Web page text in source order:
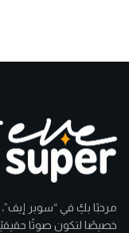
مرحبًا بكِ في “سوبر
خصيصًا لتكون صوتًا